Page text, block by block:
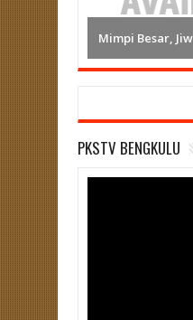
Mimpi Besar,
PKSTV BENGKULU